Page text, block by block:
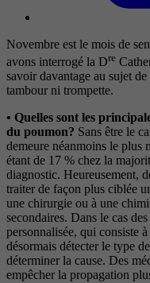
Novembre est le mois de
avons interrogé la Dre
savoir davantage au sujet
tambour ni trompette.
• Quelles sont les
du poumon? Sans être le
demeure néanmoins le plus
étant de 17 % chez la
diagnostic. Heureusement,
traiter de façon plus ciblée
une chirurgie ou à une
secondaires. Dans le cas
personnalisée, qui consiste
désormais détecter le type
déterminer la cause. Des
empêcher la propagation